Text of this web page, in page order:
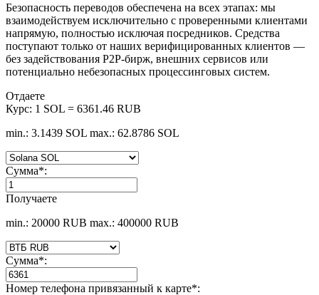
Безопасность переводов обеспечена на всех этапах: мы
взаимодействуем исключительно с проверенными клиентами
напрямую, полностью исключая посредников. Средства
поступают только от наших верифицированных клиентов —
без задействования P2P‑бирж, внешних сервисов или
потенциально небезопасных процессинговых систем.
Отдаете
Курс: 1 SOL = 6361.46 RUB
min.: 3.1439 SOL max.: 62.8786 SOL
Сумма*:
Получаете
min.: 20000 RUB max.: 400000 RUB
Сумма*:
Номер телефона привязанный к карте*: